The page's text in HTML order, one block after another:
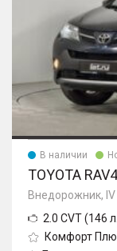
В наличии
TOYOTA RAV4
Внедорожник,
2.0 CVT (146
Комфорт